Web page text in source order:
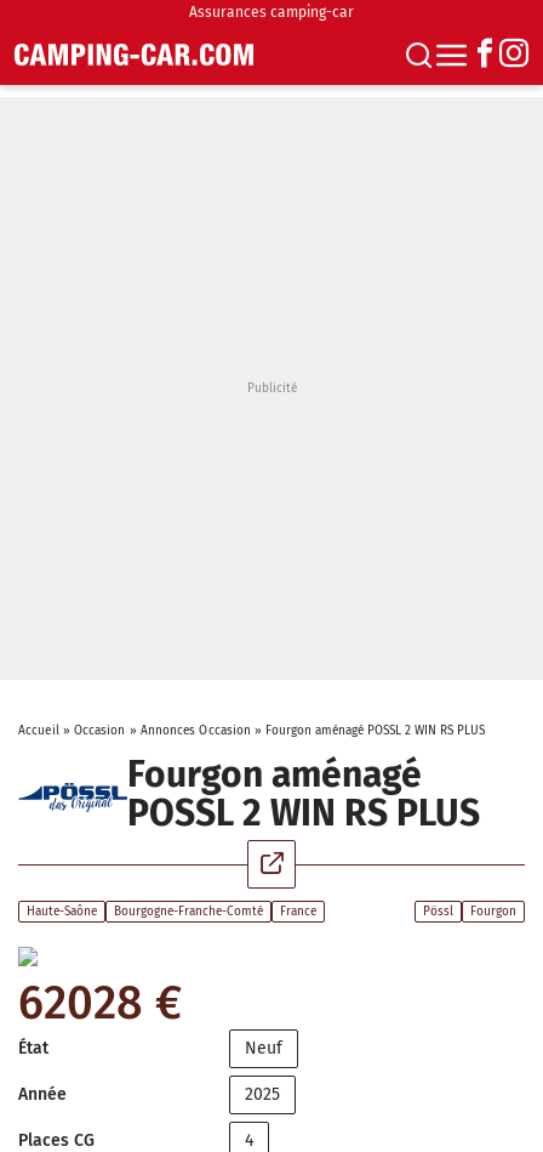
Assurances camping-car
Accueil» Occasion » Annonces Occasion » Fourgon aménagé POSSL 2 WIN RS PLUS
Fourgon aménagé
POSSL 2 WIN RS PLUS
Haute-Saône Bourgogne-Franche-Comté France Pössl Fourgon
62028 €
État Neuf
Année 2025
Places CG 4